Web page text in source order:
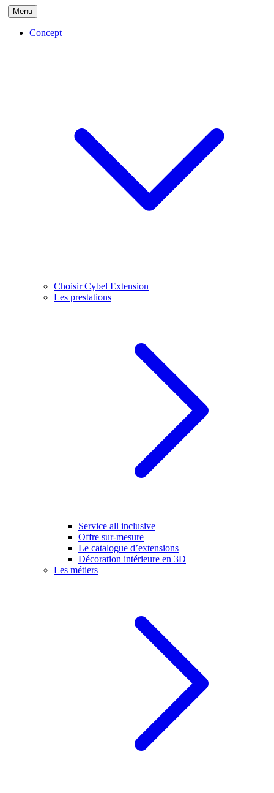
Menu
Concept
Choisir Cybel Extension
Les prestations
Service all inclusive
Offre sur-mesure
Le catalogue d’extensions
Décoration intérieure en 3D
Les métiers